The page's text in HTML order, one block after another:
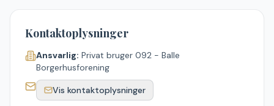
Kontaktoplysninger
Ansvarlig: Privat bruger 092 - Balle
Borgerhusforening
Vis kontaktoplysninger